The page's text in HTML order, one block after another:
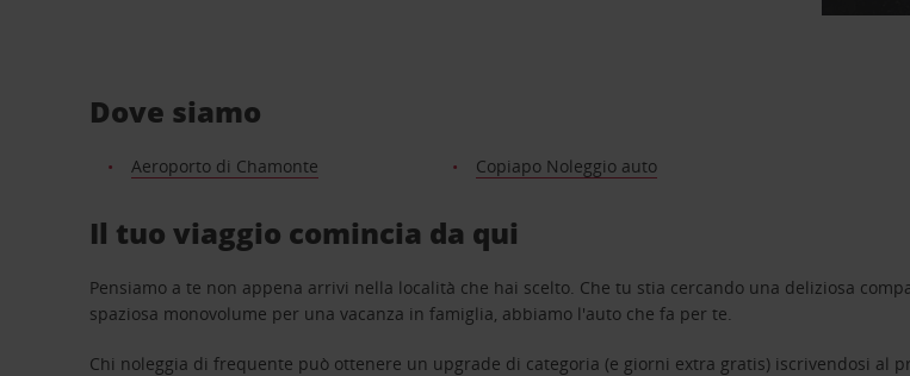
Dove siamo
Aeroporto di Chamonte Copiapo Noleggio auto
Il tuo viaggio comincia da qui
Pensiamo a te non appena arrivi nella località che hai scelto. Che tu stia cercando una deliziosa
spaziosa monovolume per una vacanza in famiglia, abbiamo l'auto che fa per te.
Chi noleggia di frequente può ottenere un upgrade di categoria (e giorni extra gratis) iscrivendosi al